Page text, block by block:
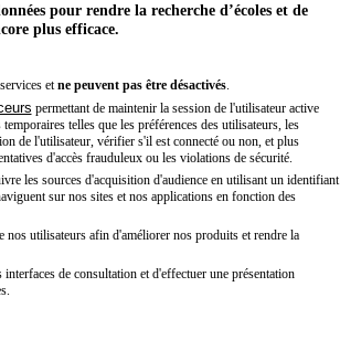
pour rendre la recherche d’écoles et de
plus efficace.
et ne peuvent pas être désactivés.
permettant de maintenir la session de l'utilisateur active
telles que les préférences des utilisateurs, les
de l'utilisateur, vérifier s'il est connecté ou non, et plus
d'accès frauduleux ou les violations de sécurité.
les sources d'acquisition d'audience en utilisant un identifiant
sur nos sites et nos applications en fonction des
nos utilisateurs afin d'améliorer nos produits et rendre la
de consultation et d'effectuer une présentation